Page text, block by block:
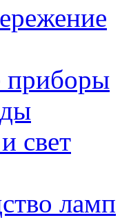
приборы
свет
ламп